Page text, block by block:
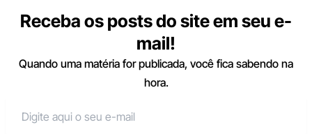
Receba os posts do site em seu e-
mail!
Quando uma matéria for publicada, você fica sabendo na
hora.